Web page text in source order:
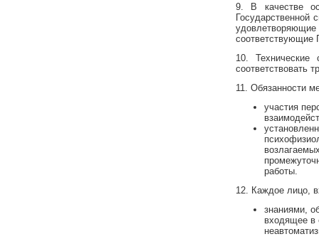
9. В качестве
Государственной
соответствующие
10.
соответствовать
11. Обязанности
участия
работы.
12. Каждое лицо,
знаниями,
входящее в